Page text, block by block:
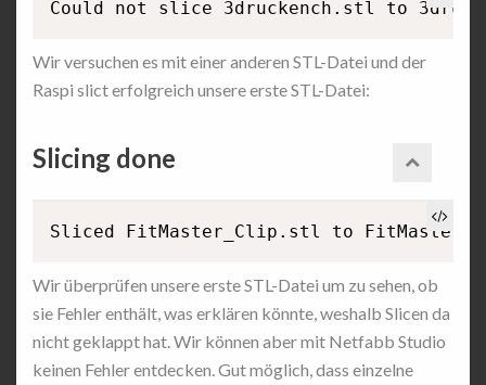
Wir versuchen es mit einer anderen STL-Datei und der
Raspi slict erfolgreich unsere erste STL-Datei:
Slicing done
Wir überprüfen unsere erste STL-Datei um zu sehen, ob
sie Fehler enthält, was erklären könnte, weshalb Slicen da
nicht geklappt hat. Wir können aber mit Netfabb Studio
keinen Fehler entdecken. Gut möglich, dass einzelne